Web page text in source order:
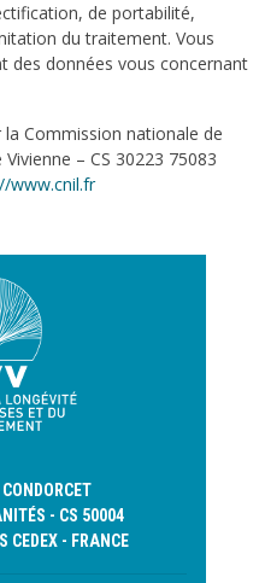
de portabilité,
du traitement. Vous
des données vous concernant
Commission nationale de
– CS 30223 75083
www.cnil.fr
- CS 50004
CEDEX - FRANCE